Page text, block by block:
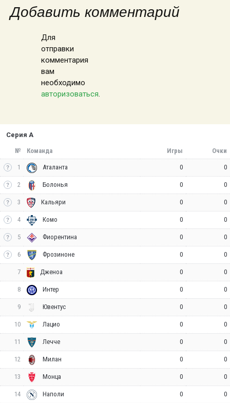
Добавить комментарий
Для
отправки
комментария
вам
необходимо
авторизоваться.
Серия А
№ Команда Игры Очки
1 Аталанта 0 0
2 Болонья 0 0
3 Кальяри 0 0
4 Комо 0 0
5 Фиорентина 0 0
6 Фрозиноне 0 0
7 Дженоа 0 0
8 Интер 0 0
9 Ювентус 0 0
10 Лацио 0 0
11 Лечче 0 0
12 Милан 0 0
13 Монца 0 0
14 Наполи 0 0